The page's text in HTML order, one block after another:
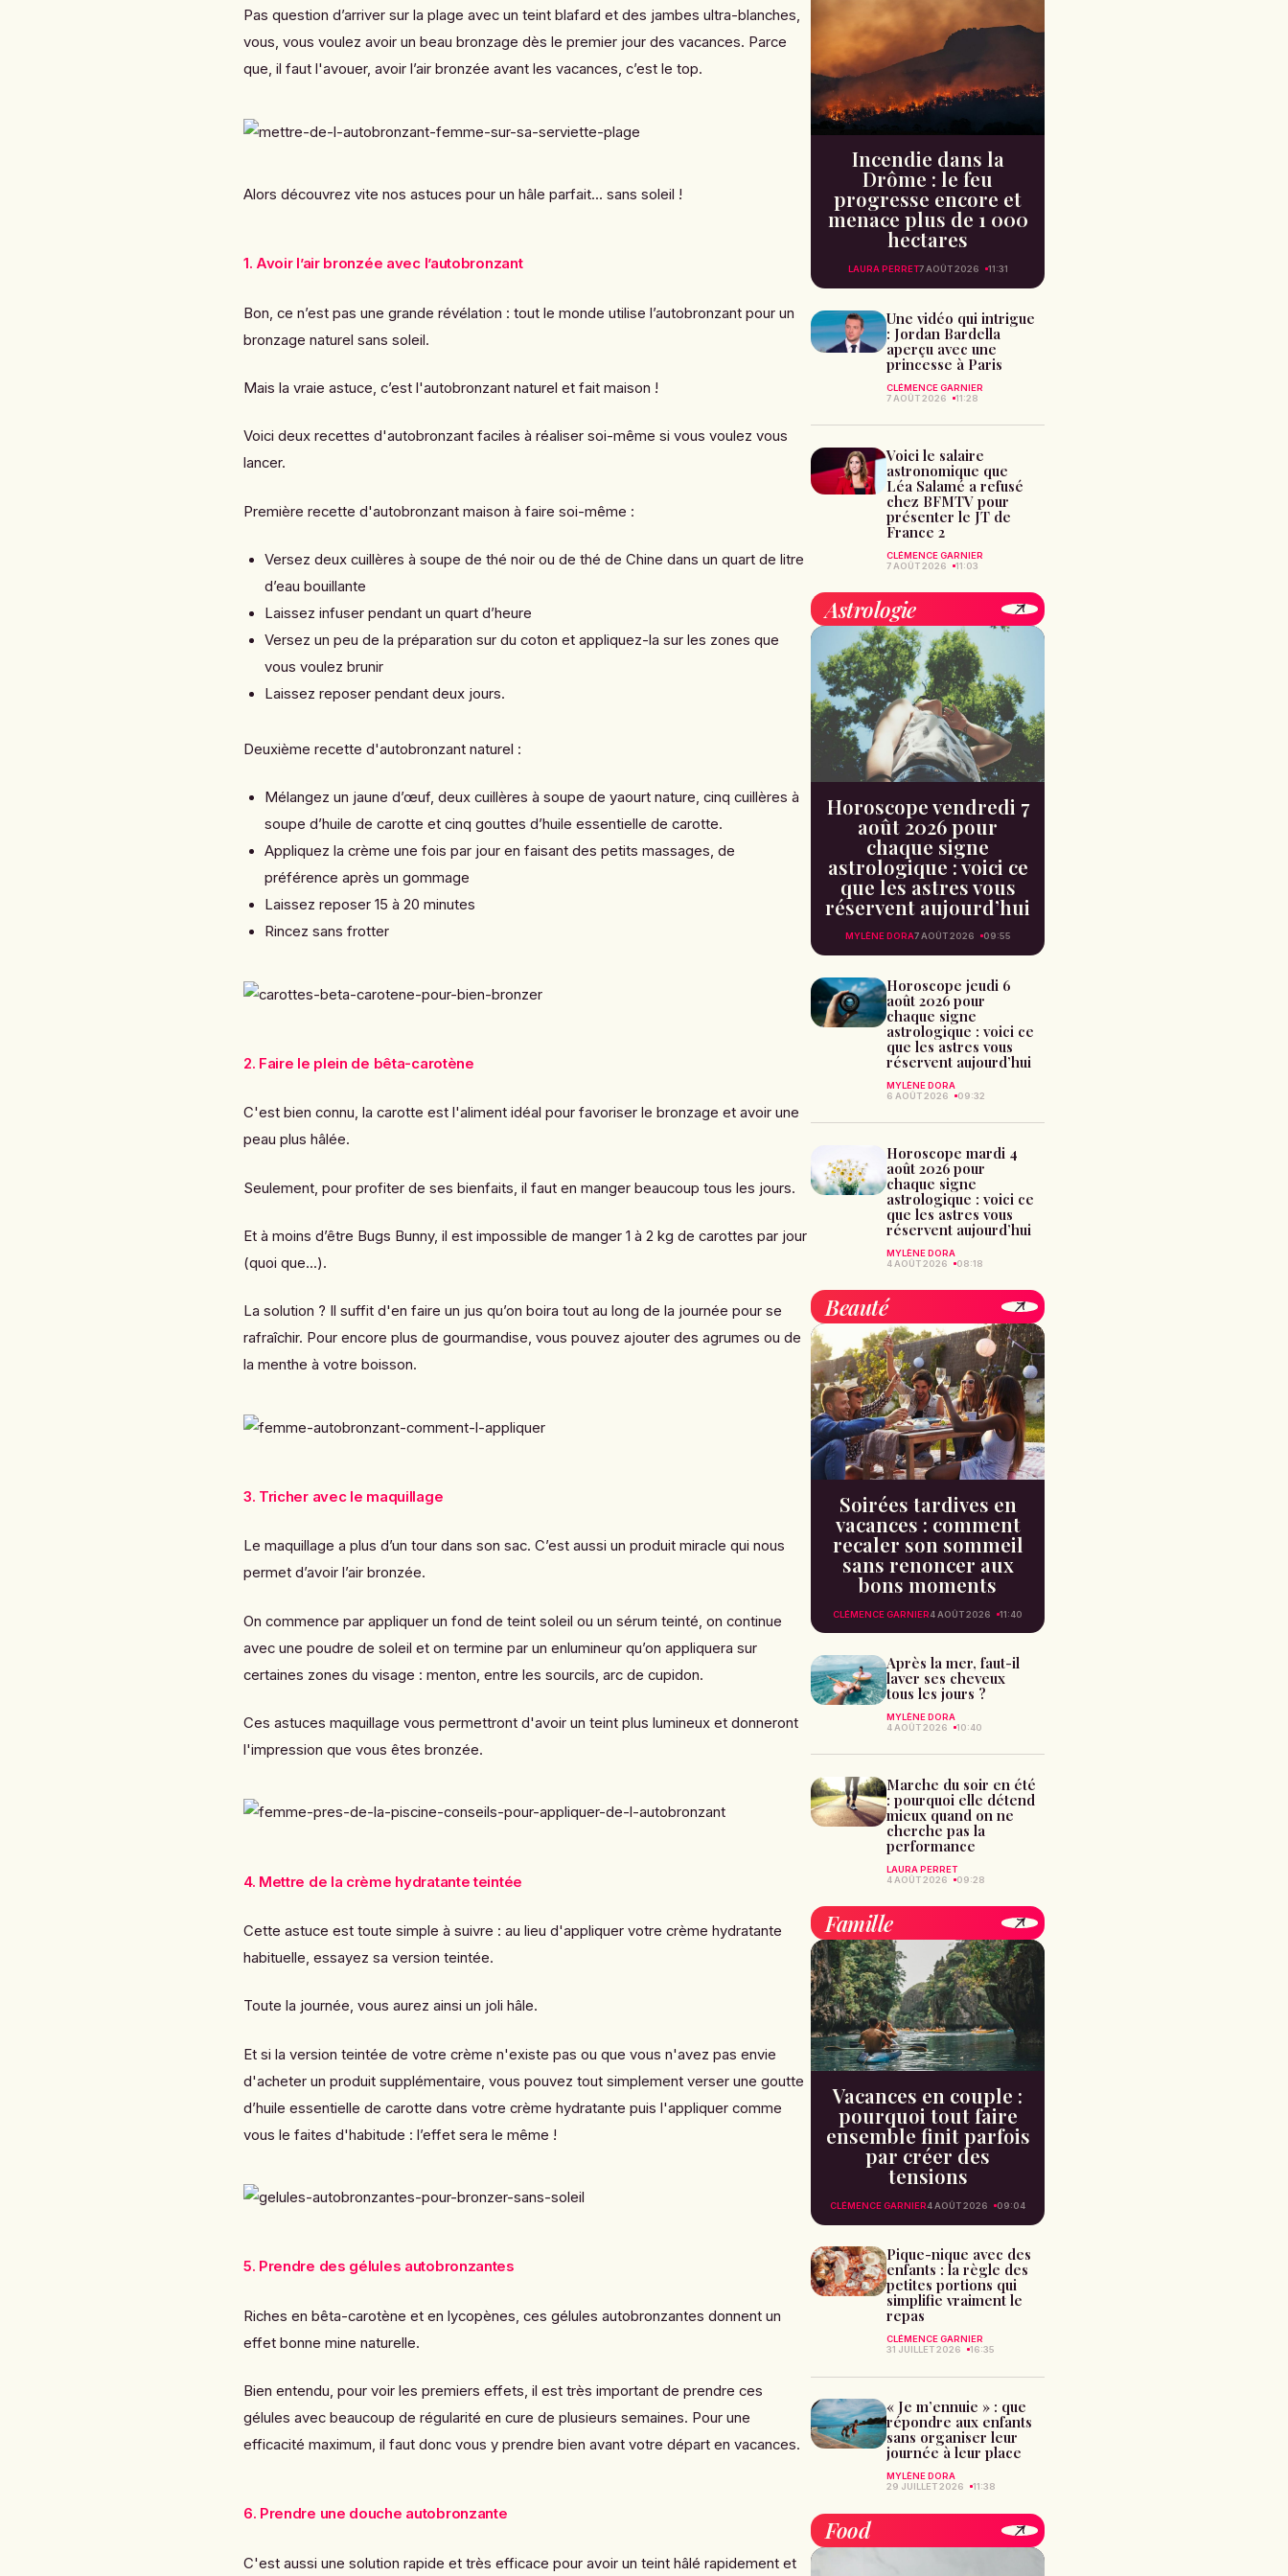
Pas question d’arriver sur la plage avec un teint blafard et des jambes ultra-blanches,
vous, vous voulez avoir un beau bronzage dès le premier jour des vacances. Parce
que, il faut l'avouer, avoir l’air bronzée avant les vacances, c’est le top.
Alors découvrez vite nos astuces pour un hâle parfait... sans soleil !
1. Avoir l’air bronzée avec l’autobronzant
Bon, ce n’est pas une grande révélation : tout le monde utilise l’autobronzant pour un
bronzage naturel sans soleil.
Mais la vraie astuce, c’est l'autobronzant naturel et fait maison !
Voici deux recettes d'autobronzant faciles à réaliser soi-même si vous voulez vous
lancer.
Première recette d'autobronzant maison à faire soi-même :
Versez deux cuillères à soupe de thé noir ou de thé de Chine dans un quart de litre
d’eau bouillante
Laissez infuser pendant un quart d’heure
Versez un peu de la préparation sur du coton et appliquez-la sur les zones que
vous voulez brunir
Laissez reposer pendant deux jours.
Deuxième recette d'autobronzant naturel :
Mélangez un jaune d’œuf, deux cuillères à soupe de yaourt nature, cinq cuillères à
soupe d’huile de carotte et cinq gouttes d’huile essentielle de carotte.
Appliquez la crème une fois par jour en faisant des petits massages, de
préférence après un gommage
Laissez reposer 15 à 20 minutes
Rincez sans frotter
2. Faire le plein de bêta-carotène
C'est bien connu, la carotte est l'aliment idéal pour favoriser le bronzage et avoir une
peau plus hâlée.
Seulement, pour profiter de ses bienfaits, il faut en manger beaucoup tous les jours.
Et à moins d’être Bugs Bunny, il est impossible de manger 1 à 2 kg de carottes par jour
(quoi que...).
La solution ? Il suffit d'en faire un jus qu’on boira tout au long de la journée pour se
rafraîchir. Pour encore plus de gourmandise, vous pouvez ajouter des agrumes ou de
la menthe à votre boisson.
3. Tricher avec le maquillage
Le maquillage a plus d’un tour dans son sac. C’est aussi un produit miracle qui nous
permet d’avoir l’air bronzée.
On commence par appliquer un fond de teint soleil ou un sérum teinté, on continue
avec une poudre de soleil et on termine par un enlumineur qu’on appliquera sur
certaines zones du visage : menton, entre les sourcils, arc de cupidon.
Ces astuces maquillage vous permettront d'avoir un teint plus lumineux et donneront
l'impression que vous êtes bronzée.
4. Mettre de la crème hydratante teintée
Cette astuce est toute simple à suivre : au lieu d'appliquer votre crème hydratante
habituelle, essayez sa version teintée.
Toute la journée, vous aurez ainsi un joli hâle.
Et si la version teintée de votre crème n'existe pas ou que vous n'avez pas envie
d'acheter un produit supplémentaire, vous pouvez tout simplement verser une goutte
d’huile essentielle de carotte dans votre crème hydratante puis l'appliquer comme
vous le faites d'habitude : l’effet sera le même !
5. Prendre des gélules autobronzantes
Riches en bêta-carotène et en lycopènes, ces gélules autobronzantes donnent un
effet bonne mine naturelle.
Bien entendu, pour voir les premiers effets, il est très important de prendre ces
gélules avec beaucoup de régularité en cure de plusieurs semaines. Pour une
efficacité maximum, il faut donc vous y prendre bien avant votre départ en vacances.
6. Prendre une douche autobronzante
C'est aussi une solution rapide et très efficace pour avoir un teint hâlé rapidement et
Incendie dans la
Drôme : le feu
progresse encore et
menace plus de 1 000
hectares
LAURA PERRET7 AOÛT 2026 11:31
Une vidéo qui intrigue
: Jordan Bardella
aperçu avec une
princesse à Paris
CLÉMENCE GARNIER
7 AOÛT 2026
11:28
Voici le salaire
astronomique que
Léa Salamé a refusé
chez BFMTV pour
présenter le JT de
France 2
CLÉMENCE GARNIER
7 AOÛT 2026
11:03
Astrologie
Horoscope vendredi 7
août 2026 pour
chaque signe
astrologique : voici ce
que les astres vous
réservent aujourd’hui
MYLÈNE DORA7 AOÛT 2026 09:55
Horoscope jeudi 6
août 2026 pour
chaque signe
astrologique : voici ce
que les astres vous
réservent aujourd’hui
MYLÈNE DORA
6 AOÛT 2026
09:32
Horoscope mardi 4
août 2026 pour
chaque signe
astrologique : voici ce
que les astres vous
réservent aujourd’hui
MYLÈNE DORA
4 AOÛT 2026
08:18
Beauté
Soirées tardives en
vacances : comment
recaler son sommeil
sans renoncer aux
bons moments
CLÉMENCE GARNIER4 AOÛT 2026 11:40
Après la mer, faut-il
laver ses cheveux
tous les jours ?
MYLÈNE DORA
4 AOÛT 2026
10:40
Marche du soir en été
: pourquoi elle détend
mieux quand on ne
cherche pas la
performance
LAURA PERRET
4 AOÛT 2026
09:28
Famille
Vacances en couple :
pourquoi tout faire
ensemble finit parfois
par créer des
tensions
CLÉMENCE GARNIER4 AOÛT 2026 09:04
Pique-nique avec des
enfants : la règle des
petites portions qui
simplifie vraiment le
repas
CLÉMENCE GARNIER
31 JUILLET 2026
16:35
« Je m’ennuie » : que
répondre aux enfants
sans organiser leur
journée à leur place
MYLÈNE DORA
29 JUILLET 2026
11:38
Food